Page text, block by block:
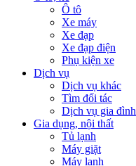
Ô tô
Xe máy
Xe đạp
Xe đạp điện
Phụ kiện xe
Dịch vụ
Dịch vụ khác
Tìm đối tác
Dịch vụ gia đình
Gia dụng, nội thất
Tủ lạnh
Máy giặt
Máy lạnh